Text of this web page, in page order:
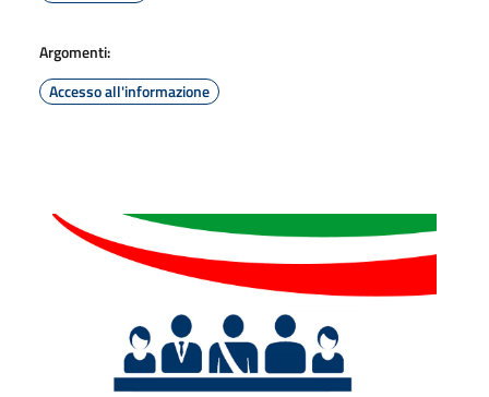
Argomenti:
Accesso all'informazione